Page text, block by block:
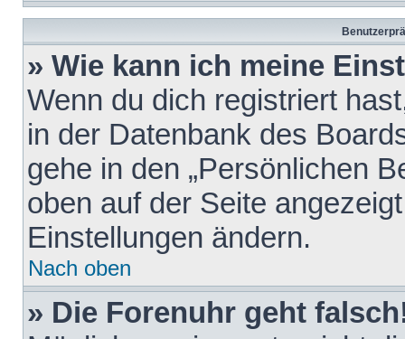
» Wie kann ich meine
Wenn du dich registriert
in der Datenbank des
gehe in den „Persönlichen
oben auf der Seite
Einstellungen ändern.
Nach oben
» Die Forenuhr geht